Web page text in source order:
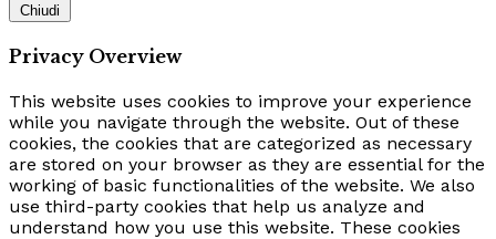
Chiudi
Privacy Overview
This website uses cookies to improve your experience
while you navigate through the website. Out of these
cookies, the cookies that are categorized as necessary
are stored on your browser as they are essential for the
working of basic functionalities of the website. We also
use third-party cookies that help us analyze and
understand how you use this website. These cookies